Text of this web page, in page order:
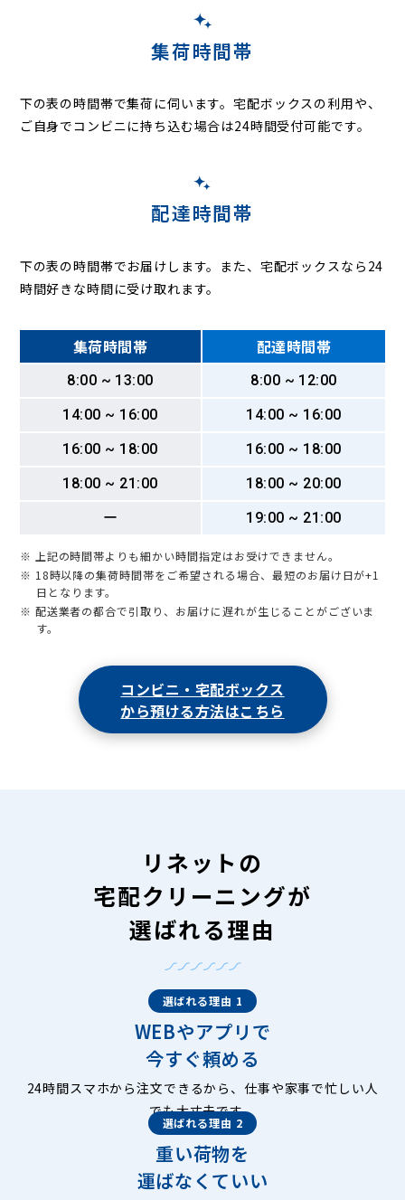
麻生五反田
集荷時間帯
下の表の時間帯で集荷に伺います。宅配ボックスの利用や、
ご自身でコンビニに持ち込む場合は24時間受付可能です。
配達時間帯
下の表の時間帯でお届けします。また、宅配ボックスなら24
時間好きな時間に受け取れます。
集荷時間帯 配達時間帯
8:00 ~ 13:00
8:00 ~ 12:00
14:00 ~ 16:00
14:00 ~ 16:00
16:00 ~ 18:00
16:00 ~ 18:00
18:00 ~ 21:00
18:00 ~ 20:00
ー
19:00 ~ 21:00
※ 上記の時間帯よりも細かい時間指定はお受けできません。
※ 18時以降の集荷時間帯をご希望される場合、最短のお届け日が+1
日となります。
※ 配送業者の都合で引取り、お届けに遅れが生じることがございま
す。
コンビニ・宅配ボックス
から預ける方法はこちら
リネットの
宅配クリーニングが
選ばれる理由
選ばれる理由 1
WEBやアプリで
今すぐ頼める
24時間スマホから注文できるから、仕事や家事で忙しい人
でも大丈夫です。
選ばれる理由 2
重い荷物を
運ばなくていい